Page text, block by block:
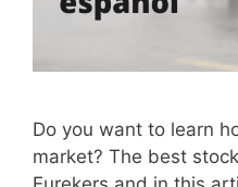
Do you want to learn
market? The best